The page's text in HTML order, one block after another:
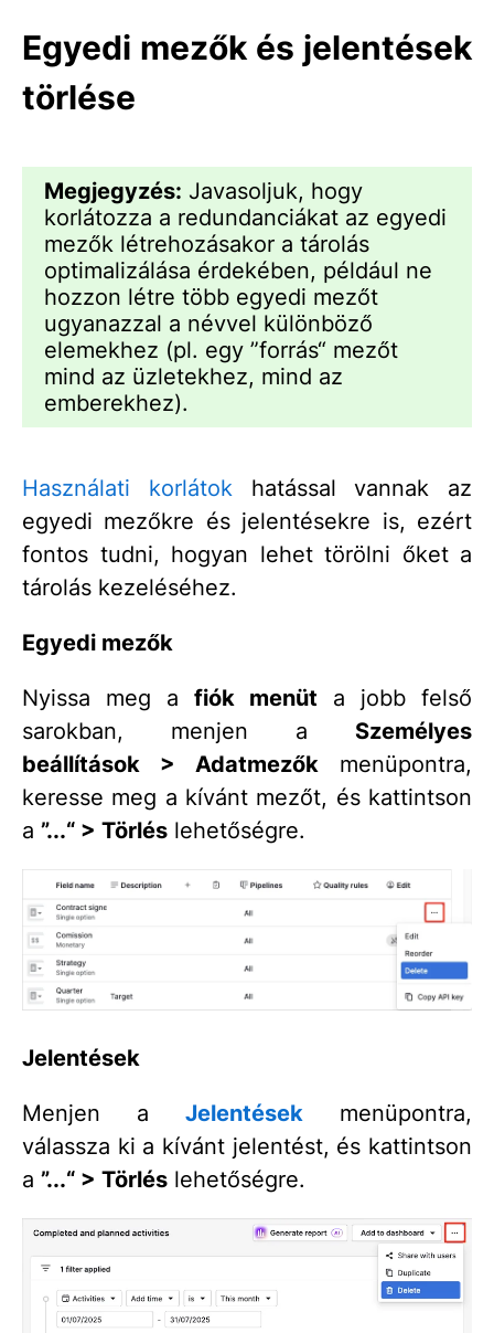
Egyedi mezők és jelentések
törlése
Megjegyzés: Javasoljuk, hogy
korlátozza a redundanciákat az egyedi
mezők létrehozásakor a tárolás
optimalizálása érdekében, például ne
hozzon létre több egyedi mezőt
ugyanazzal a névvel különböző
elemekhez (pl. egy ”forrás“ mezőt
mind az üzletekhez, mind az
emberekhez).
Használati korlátokhatással vannak az
egyedi mezőkre és jelentésekre is, ezért
fontos tudni, hogyan lehet törölni őket a
tárolás kezeléséhez.
Egyedi mezők
Nyissa meg a fiók menüt a jobb felső
sarokban, menjen a Személyes
beállítások > Adatmezők menüpontra,
keresse meg a kívánt mezőt, és kattintson
a ”...“ > Törlés lehetőségre.
Jelentések
Menjen a Jelentések menüpontra,
válassza ki a kívánt jelentést, és kattintson
a ”...“ > Törlés lehetőségre.